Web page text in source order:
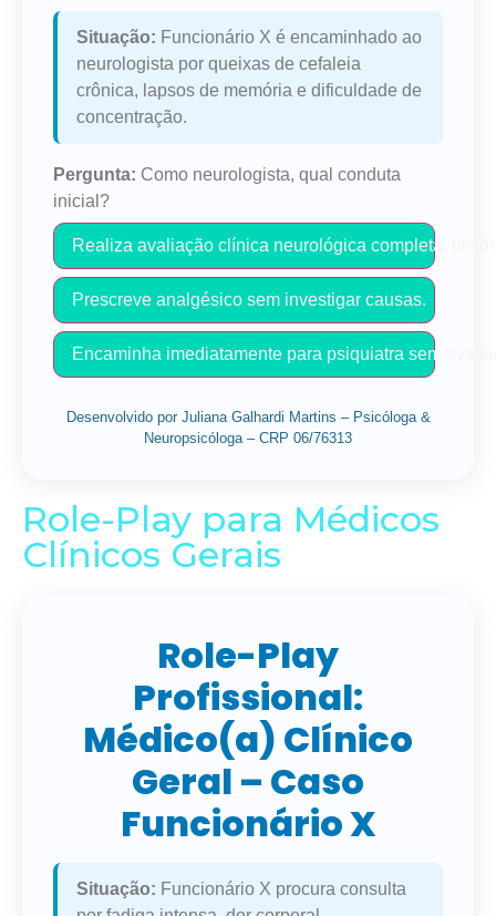
Situação: Funcionário X é encaminhado ao
neurologista por queixas de cefaleia
crônica, lapsos de memória e dificuldade de
concentração.
Pergunta: Como neurologista, qual conduta
inicial?
Realiza avaliação clínica neurológica completa,
Prescreve analgésico sem investigar causas.
Encaminha imediatamente para psiquiatra sem
Desenvolvido por Juliana Galhardi Martins – Psicóloga &
Neuropsicóloga – CRP 06/76313
Role-Play para Médicos
Clínicos Gerais
Role-Play
Profissional:
Médico(a) Clínico
Geral – Caso
Funcionário X
Situação: Funcionário X procura consulta